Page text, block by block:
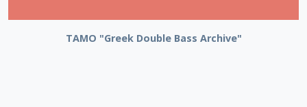
ΤΑΜΟ "Greek Double Bass Archive"